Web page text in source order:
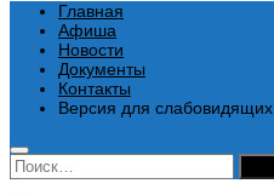
Главная
Афиша
Новости
Документы
Контакты
Версия для слабовидящих
Найти: